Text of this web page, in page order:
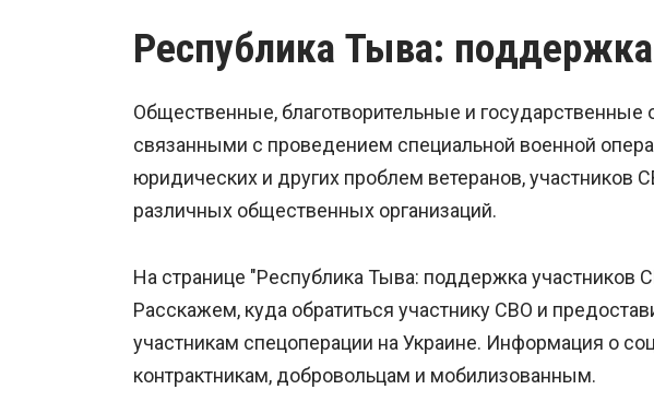
Республика Тыва:
Общественные, благотворительные и государственные
связанными с проведением специальной военной
юридических и других проблем ветеранов, участников
различных общественных организаций.
На странице "Республика Тыва: поддержка участников
Расскажем, куда обратиться участнику СВО и
участникам спецоперации на Украине. Информация о
контрактникам, добровольцам и мобилизованным.